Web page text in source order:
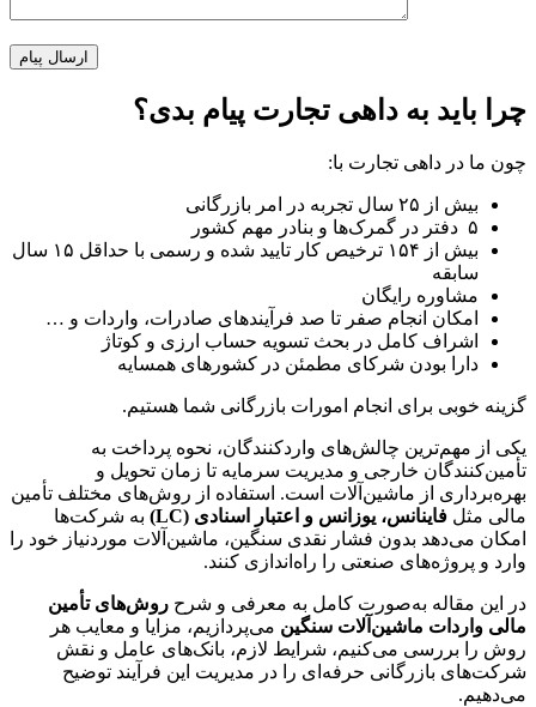
چرا باید به داهی تجارت پیام بدی؟
چون ما در داهی تجارت با:
بیش از ۲۵ سال تجربه در امر بازرگانی
۵ دفتر در گمرک‌ها و بنادر مهم کشور
بیش از ۱۵۴ ترخیص کار تایید شده و رسمی با حداقل ۱۵ سال
سابقه
مشاوره رایگان
امکان انجام صفر تا صد فرآیند‌های صادرات، واردات و …
اشراف کامل در بحث تسویه حساب ارزی و کوتاژ
دارا بودن شرکای مطمئن در کشور‌های همسایه
گزینه خوبی برای انجام امورات بازرگانی شما هستیم.
یکی از مهم‌ترین چالش‌های واردکنندگان، نحوه پرداخت به
تأمین‌کنندگان خارجی و مدیریت سرمایه تا زمان تحویل و
بهره‌برداری از ماشین‌آلات است. استفاده از روش‌های مختلف تأمین
مالی مثل فاینانس، یوزانس و اعتبار اسنادی (LC)
به شرکت‌ها
امکان می‌دهد بدون فشار نقدی سنگین، ماشین‌آلات موردنیاز خود را
وارد و پروژه‌های صنعتی را راه‌اندازی کنند.
در این مقاله به‌صورت کامل به معرفی و شرح روش‌های تأمین
مالی واردات ماشین‌آلات سنگین می‌پردازیم، مزایا و معایب هر
روش را بررسی می‌کنیم، شرایط لازم، بانک‌های عامل و نقش
شرکت‌های بازرگانی حرفه‌ای را در مدیریت این فرآیند توضیح
می‌دهیم.